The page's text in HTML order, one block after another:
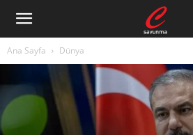
Ana Sayfa Dünya